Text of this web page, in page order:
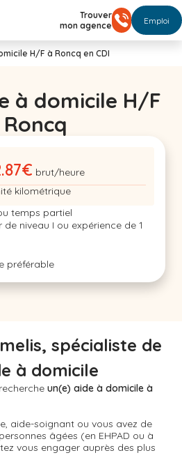
Trouver
mon agence
Emploi
H/F à Roncq en CDI
à domicile H/F
brut/heure
kilométrique
temps partiel
niveau I ou expérience de 1
préférable
recherche un(e) aide à domicile à
aide-soignant ou vous avez de
âgées (en EHPAD ou à
vous engager auprès des plus
spécialiste de
à domicile